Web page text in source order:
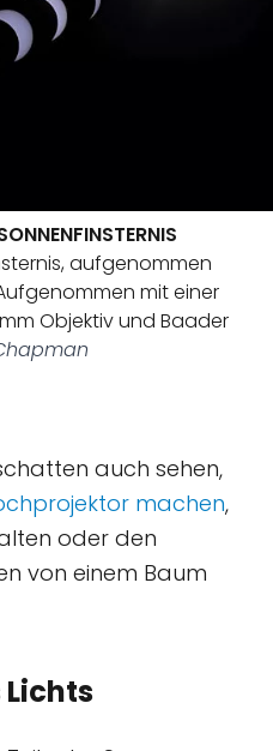
aufgenommen
mit einer
Objektiv und Baader
auch sehen,
machen,
oder den
von einem Baum